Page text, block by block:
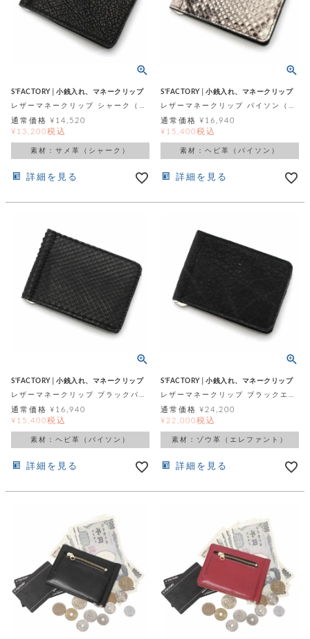
S'FACTORY│小銭入れ、マネークリップ
通常価格 ¥ 14,520
¥ 13,200税込
素材：サメ革（シャーク）
詳細を見る
S'FACTORY│小銭入れ、マネークリップ
通常価格 ¥ 16,940
¥ 15,400税込
素材：ヘビ革（パイソン）
詳細を見る
S'FACTORY│小銭入れ、マネークリップ
通常価格 ¥ 16,940
¥ 15,400税込
素材：ヘビ革（パイソン）
詳細を見る
S'FACTORY│小銭入れ、マネークリップ
通常価格 ¥ 24,200
¥ 22,000税込
素材：ゾウ革（エレファント）
詳細を見る